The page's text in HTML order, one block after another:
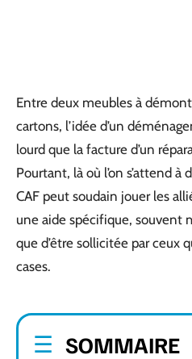
Entre deux meubles à
cartons, l’idée d’un
lourd que la facture d’un
Pourtant, là où l’on s’attend à
CAF peut soudain jouer les
une aide spécifique, souvent
que d’être sollicitée par ceux
cases.
SOMMAIRE